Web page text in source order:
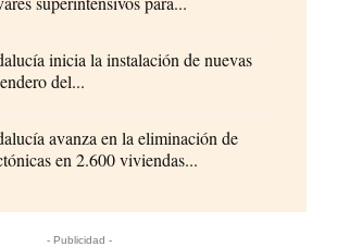
inicia la instalación de nuevas
del...
avanza en la eliminación de
en 2.600 viviendas...
- Publicidad -